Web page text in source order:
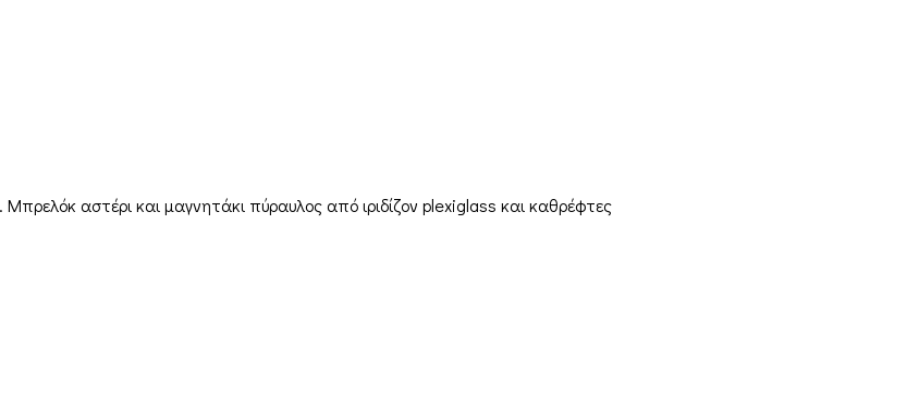
αστέρι και μαγνητάκι πύραυλος από ιριδίζον plexiglass και καθρέφτες